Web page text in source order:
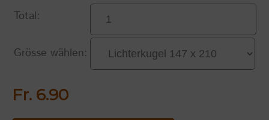
Total:
Grösse wählen:
Fr. 6.90